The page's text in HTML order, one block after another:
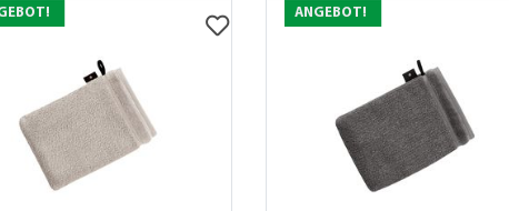
ANGEBOT!